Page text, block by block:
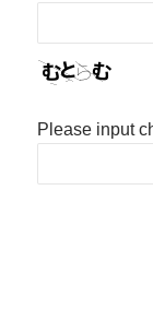
Please input